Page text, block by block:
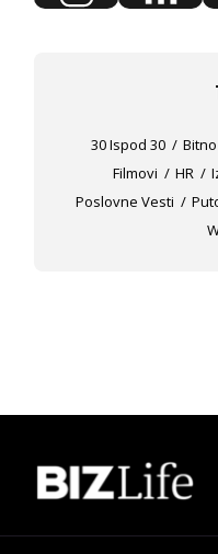
30 Ispod 30 Bitno
Filmovi
HR
Poslovne Vesti